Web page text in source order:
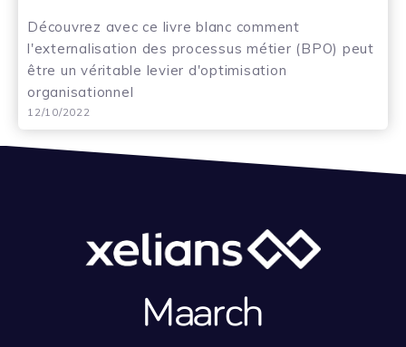
Découvrez avec ce livre blanc comment
l'externalisation des processus métier (BPO) peut
être un véritable levier d'optimisation
organisationnel
12/10/2022